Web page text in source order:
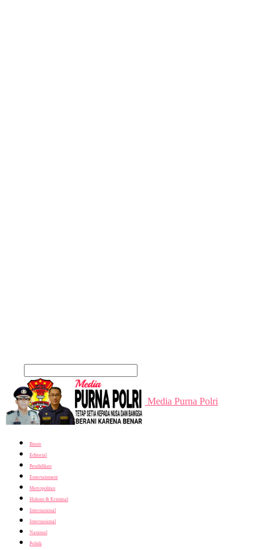
Media Purna Polri
Bisnis
Editorial
Pendidikan
Entertainment
Metropolitan
Hukum & Kriminal
Internasional
Internasional
Nasional
Politik